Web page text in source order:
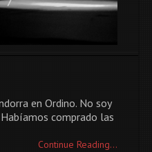
en Ordino. No soy
comprado las
Continue Reading...